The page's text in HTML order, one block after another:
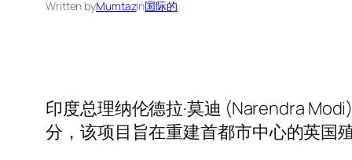
Written byMumtazin国际的
印度总理纳伦德拉·莫迪 (Narendra
分，该项目旨在重建首都市中心的英国